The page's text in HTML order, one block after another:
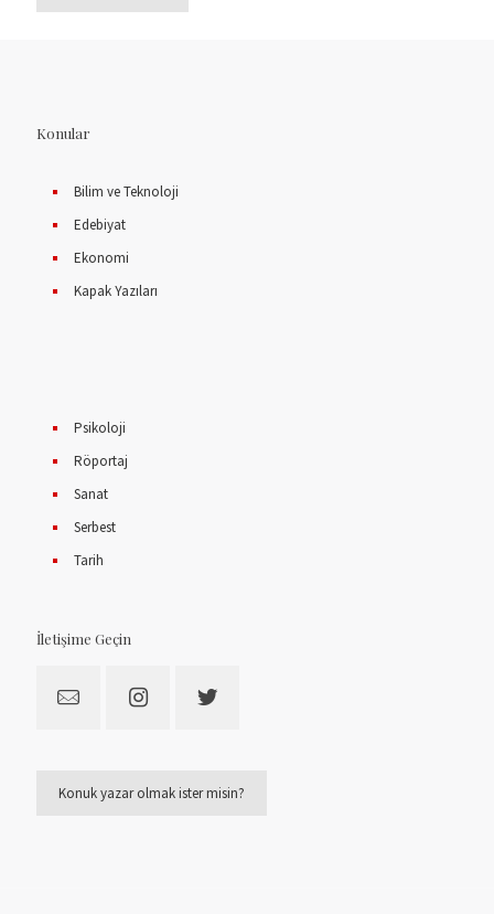
Konular
Bilim ve Teknoloji
Edebiyat
Ekonomi
Kapak Yazıları
Psikoloji
Röportaj
Sanat
Serbest
Tarih
İletişime Geçin
Konuk yazar olmak ister misin?